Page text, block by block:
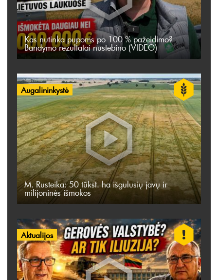
Kas nutinka pupoms po 100 % pažeidimo?
Bandymo rezultatai nustebino (VIDEO)
Augalininkystė
M. Rusteika: 50 tūkst. ha išgulusių javų ir
milijoninės išmokos
Aktualijos